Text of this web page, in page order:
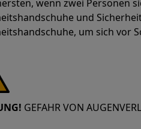
wenn zwei Personen
und
um sich vor
GEFAHR VON